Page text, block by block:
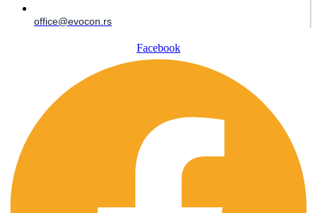
office@evocon.rs
Facebook